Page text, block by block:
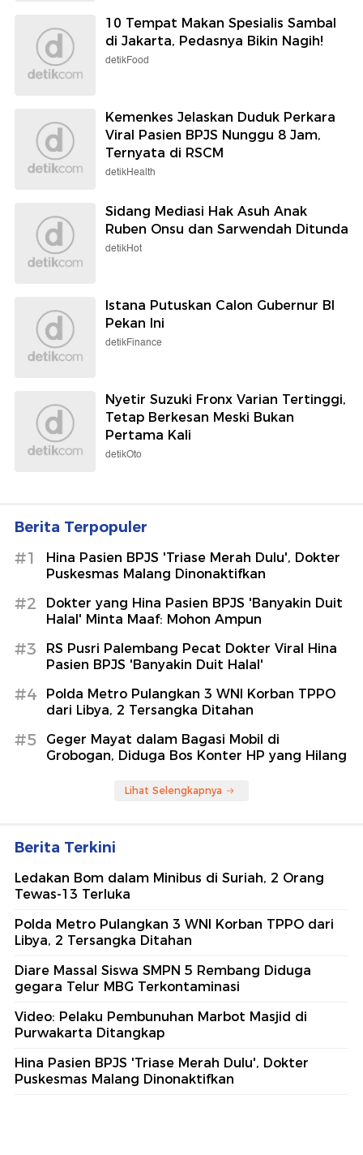
10 Tempat Makan Spesialis Sambal
di Jakarta, Pedasnya Bikin Nagih!
detikFood
Kemenkes Jelaskan Duduk Perkara
Viral Pasien BPJS Nunggu 8 Jam,
Ternyata di RSCM
detikHealth
Sidang Mediasi Hak Asuh Anak
Ruben Onsu dan Sarwendah Ditunda
detikHot
Istana Putuskan Calon Gubernur BI
Pekan Ini
detikFinance
Nyetir Suzuki Fronx Varian Tertinggi,
Tetap Berkesan Meski Bukan
Pertama Kali
detikOto
Berita Terpopuler
#1
Hina Pasien BPJS 'Triase Merah Dulu', Dokter
Puskesmas Malang Dinonaktifkan
#2
Dokter yang Hina Pasien BPJS 'Banyakin Duit
Halal' Minta Maaf: Mohon Ampun
#3
RS Pusri Palembang Pecat Dokter Viral Hina
Pasien BPJS 'Banyakin Duit Halal'
#4
Polda Metro Pulangkan 3 WNI Korban TPPO
dari Libya, 2 Tersangka Ditahan
#5
Geger Mayat dalam Bagasi Mobil di
Grobogan, Diduga Bos Konter HP yang Hilang
Lihat Selengkapnya
Berita Terkini
Ledakan Bom dalam Minibus di Suriah, 2 Orang
Tewas-13 Terluka
Polda Metro Pulangkan 3 WNI Korban TPPO dari
Libya, 2 Tersangka Ditahan
Diare Massal Siswa SMPN 5 Rembang Diduga
gegara Telur MBG Terkontaminasi
Video: Pelaku Pembunuhan Marbot Masjid di
Purwakarta Ditangkap
Hina Pasien BPJS 'Triase Merah Dulu', Dokter
Puskesmas Malang Dinonaktifkan